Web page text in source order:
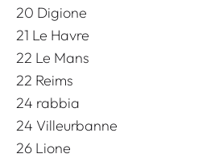
20 Digione
21 Le Havre
22 Le Mans
22 Reims
24 rabbia
24 Villeurbanne
26 Lione